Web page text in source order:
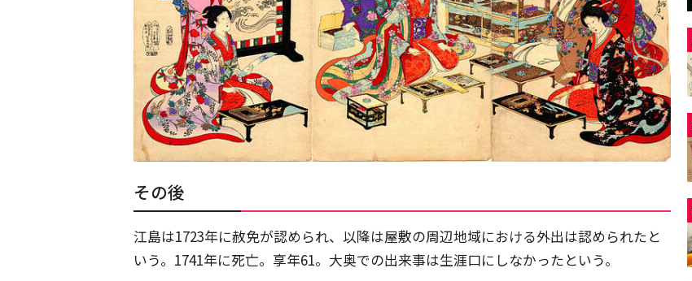
その後
江島は1723年に赦免が認められ、以降は屋敷の周辺地域における外出は認められたと
いう。1741年に死亡。享年61。大奥での出来事は生涯口にしなかったという。